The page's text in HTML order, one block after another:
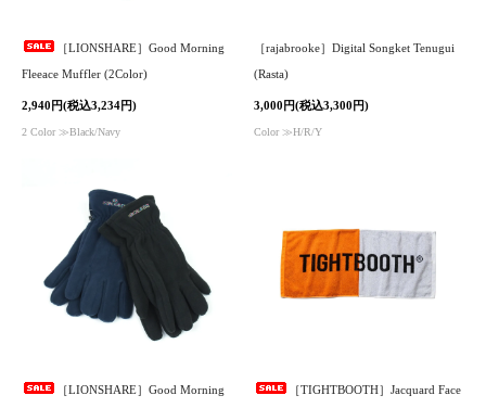
［LIONSHARE］Good Morning
Fleeace Muffler (2Color)
2,940円(税込3,234円)
2 Color ≫Black/Navy
［rajabrooke］Digital Songket Tenugui
(Rasta)
3,000円(税込3,300円)
Color ≫H/R/Y
［LIONSHARE］Good Morning
［TIGHTBOOTH］Jacquard Face